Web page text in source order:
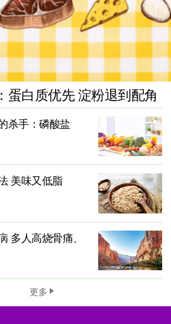
蛋白质优先 淀粉退到配角
杀手：磷酸盐
美味又低脂
多人高烧骨痛、
更多